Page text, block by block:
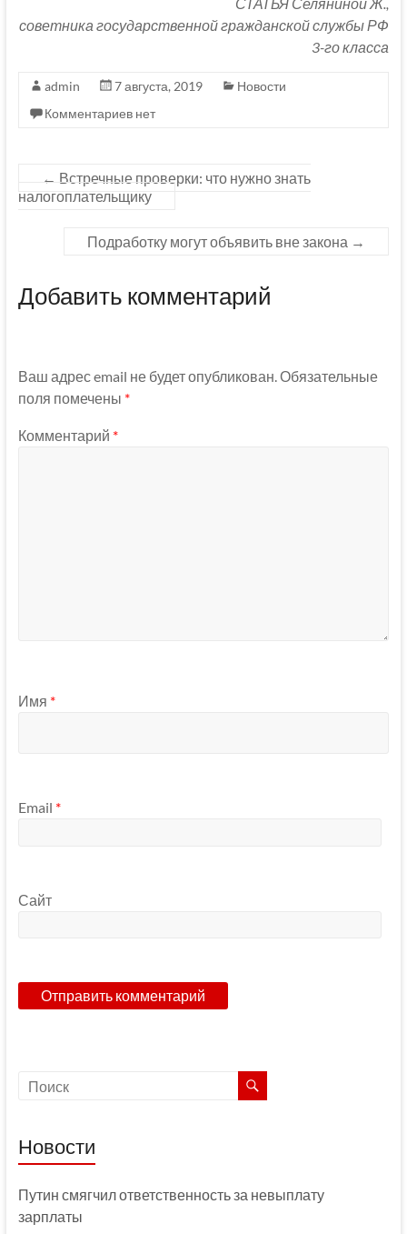
советника государственной гражданской службы РФ
3-го класса
admin 7 августа, 2019
Новости
Комментариев нет
← Встречные проверки: что нужно знать
налогоплательщику
Подработку могут объявить вне закона →
Добавить комментарий
Ваш адрес email не будет опубликован. Обязательные
поля помечены *
Комментарий *
Имя *
Email *
Сайт
Новости
Путин смягчил ответственность за невыплату
зарплаты